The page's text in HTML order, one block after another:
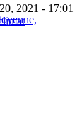
2021 - 17:01